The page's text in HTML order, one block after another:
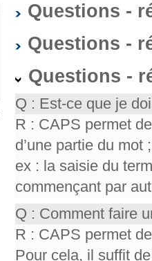
Questions -
Questions -
Questions -
Q : Est-ce que je
R : CAPS permet
d’une partie du
ex : la saisie du
commençant par
Q : Comment faire
R : CAPS permet
Pour cela, il suffit